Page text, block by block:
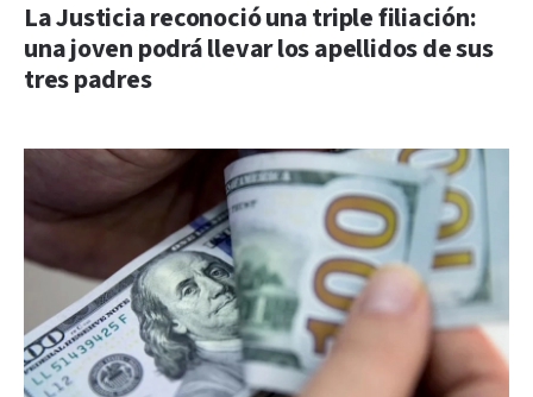
La Justicia reconoció una triple filiación:
una joven podrá llevar los apellidos de sus
tres padres